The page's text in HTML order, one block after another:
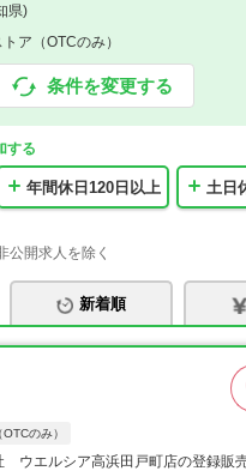
県)
ア（OTCのみ）
条件を変更する
する
年間休日120日以上 土日
公開求人を除く
新着順
のみ）
ウエルシア高浜田戸町店の登録販